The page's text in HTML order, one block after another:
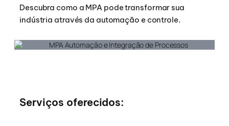
Descubra como a MPA pode transformar sua
indústria através da automação e controle.
Serviços oferecidos: